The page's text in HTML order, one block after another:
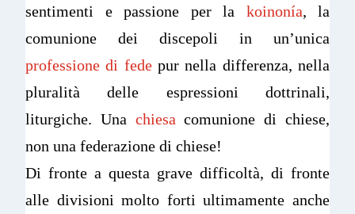
sentimenti e passione per la koinonía, la
comunione dei discepoli in un’unica
professione di fedepur nella differenza, nella
pluralità delle espressioni dottrinali,
liturgiche. Una chiesa comunione di chiese,
non una federazione di chiese!
Di fronte a questa grave difficoltà, di fronte
alle divisioni molto forti ultimamente anche